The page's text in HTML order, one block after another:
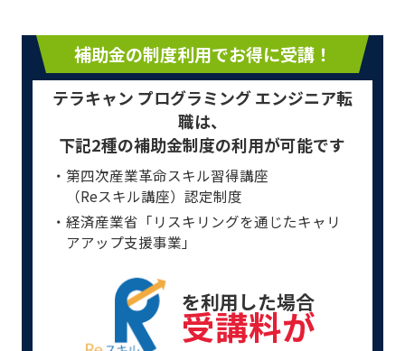
補助金の制度利用でお得に受講！
テラキャン プログラミング エンジニア転
職は、
下記2種の補助金制度の利用が可能です
・第四次産業革命スキル習得講座
（Reスキル講座）認定制度
・経済産業省「リスキリングを通じたキャリ
アアップ支援事業」
を利用した場合
受講料が